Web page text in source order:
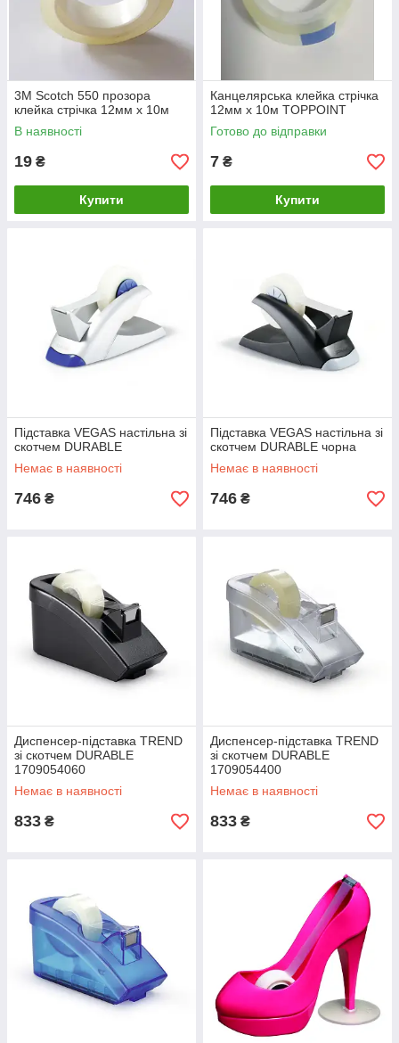
3M Scotch 550 прозора
клейка стрічка 12мм х 10м
В наявності
19 ₴
Купити
Канцелярська клейка стрічка
12мм х 10м TOPPOINT
Готово до відправки
7 ₴
Купити
Підставка VEGAS настільна зі
скотчем DURABLE
Немає в наявності
746 ₴
Підставка VEGAS настільна зі
скотчем DURABLE чорна
Немає в наявності
746 ₴
Диспенсер-підставка TREND
зі скотчем DURABLE
1709054060
Немає в наявності
833 ₴
Диспенсер-підставка TREND
зі скотчем DURABLE
1709054400
Немає в наявності
833 ₴